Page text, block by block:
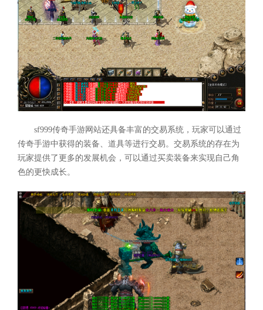
sf999传奇手游网站还具备丰富的交易系统，玩家可以通过
传奇手游中获得的装备、道具等进行交易。交易系统的存在为
玩家提供了更多的发展机会，可以通过买卖装备来实现自己角
色的更快成长。